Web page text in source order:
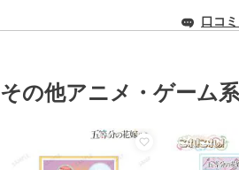
口コ
その他アニメ・ゲーム